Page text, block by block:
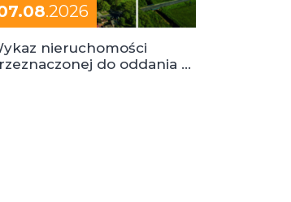
.2026
nieruchomości
do oddania w